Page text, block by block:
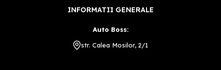
INFORMATII GENERALE
Auto Boss:
str. Calea Mosilor, 2/1